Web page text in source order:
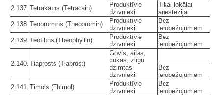
2.137. Tetrakaīns (Tetracain)
Produktīvie
dzīvnieki
Tikai lokālai
anestēzijai
2.138. Teobromīns (Theobromin)
Produktīvie
dzīvnieki
Bez
ierobežojumiem
2.139. Teofilīns (Theophyllin)
Produktīvie
dzīvnieki
Bez
ierobežojumiem
2.140. Tiaprosts (Tiaprost)
Govis, aitas,
cūkas, zirgu
dzimtas
dzīvnieki
Bez
ierobežojumiem
2.141.
Timols (Thimol)
Produktīvie
dzīvnieki
Bez
ierobežojumiem